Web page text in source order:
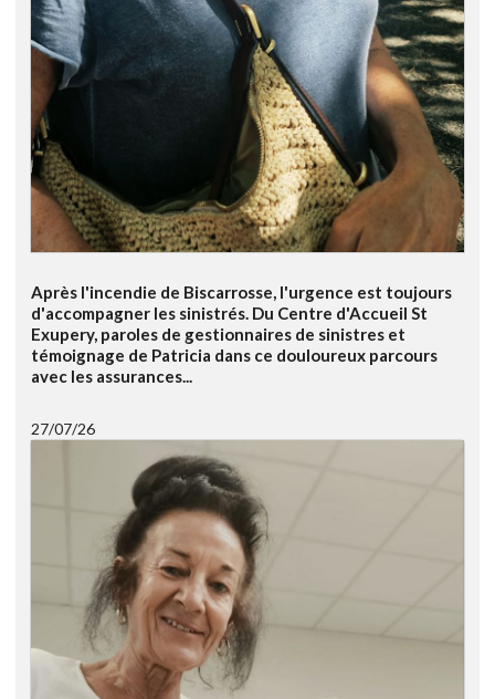
Après l'incendie de Biscarrosse, l'urgence est toujours
d'accompagner les sinistrés. Du Centre d'Accueil St
Exupery, paroles de gestionnaires de sinistres et
témoignage de Patricia dans ce douloureux parcours
avec les assurances...
27/07/26